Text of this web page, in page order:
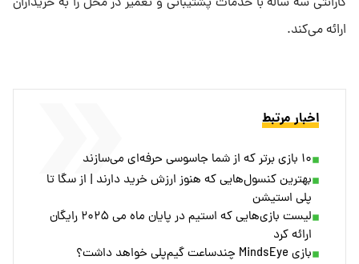
ارائه می‌کند.
اخبار مرتبط
۱۰ بازی برتر که از شما جاسوسی حرفه‌ای می‌سازند
بهترین کنسول‌هایی که هنوز ارزش خرید دارند | از سگا تا
پلی استیشن
لیست بازی‌هایی که استیم در پایان ماه می ۲۰۲۵ رایگان
ارائه کرد
بازی MindsEye چندساعت گیم‌پلی خواهد داشت؟